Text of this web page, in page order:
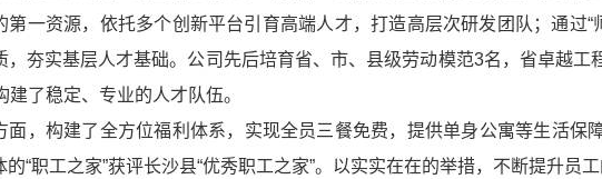
第一资源，依托多个创新平台引育高端人才，打造高层次研发团队；通过
，夯实基层人才基础。公司先后培育省、市、县级劳动模范3名，省卓越工
建了稳定、专业的人才队伍。
面，构建了全方位福利体系，实现全员三餐免费，提供单身公寓等生活保
“职工之家”获评长沙县“优秀职工之家”。以实实在在的举措，不断提升员工